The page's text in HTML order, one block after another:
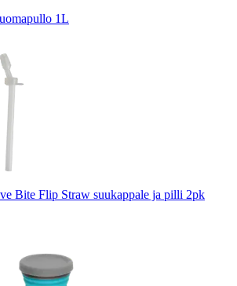
1L
Bite Flip Straw suukappale ja pilli 2pk